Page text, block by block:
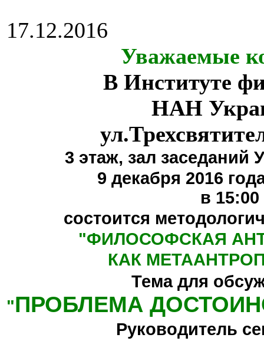
17.12.2016
Уважаемые
В Институте
НАН
3 этаж, зал заседаний
9 декабря 2016
в 15:00
состоится
"ФИЛОСОФСКАЯ
КАК
Тема для
"ПРОБЛЕМА
Руководитель